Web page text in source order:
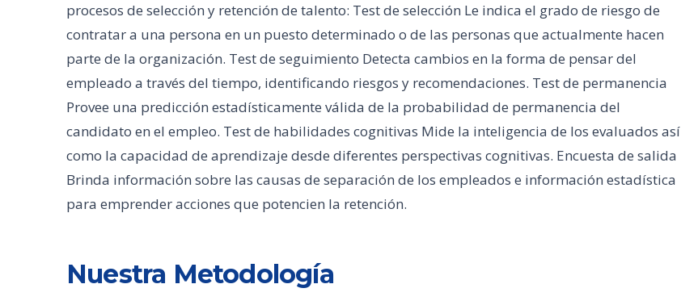
procesos de selección y retención de talento: Test de selección Le indica el grado de riesgo de
contratar a una persona en un puesto determinado o de las personas que actualmente hacen
parte de la organización. Test de seguimiento Detecta cambios en la forma de pensar del
empleado a través del tiempo, identificando riesgos y recomendaciones. Test de permanencia
Provee una predicción estadísticamente válida de la probabilidad de permanencia del
candidato en el empleo. Test de habilidades cognitivas Mide la inteligencia de los evaluados así
como la capacidad de aprendizaje desde diferentes perspectivas cognitivas. Encuesta de salida
Brinda información sobre las causas de separación de los empleados e información estadística
para emprender acciones que potencien la retención.
Nuestra Metodología